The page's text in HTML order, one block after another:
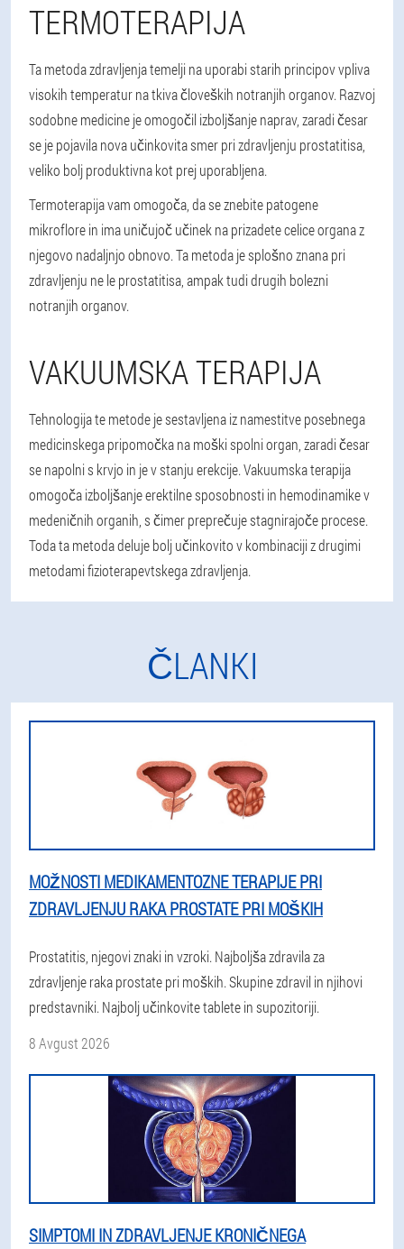
TERMOTERAPIJA
Ta metoda zdravljenja temelji na uporabi starih principov vpliva
visokih temperatur na tkiva človeških notranjih organov. Razvoj
sodobne medicine je omogočil izboljšanje naprav, zaradi česar
se je pojavila nova učinkovita smer pri zdravljenju prostatitisa,
veliko bolj produktivna kot prej uporabljena.
Termoterapija vam omogoča, da se znebite patogene
mikroflore in ima uničujoč učinek na prizadete celice organa z
njegovo nadaljnjo obnovo. Ta metoda je splošno znana pri
zdravljenju ne le prostatitisa, ampak tudi drugih bolezni
notranjih organov.
VAKUUMSKA TERAPIJA
Tehnologija te metode je sestavljena iz namestitve posebnega
medicinskega pripomočka na moški spolni organ, zaradi česar
se napolni s krvjo in je v stanju erekcije. Vakuumska terapija
omogoča izboljšanje erektilne sposobnosti in hemodinamike v
medeničnih organih, s čimer preprečuje stagnirajoče procese.
Toda ta metoda deluje bolj učinkovito v kombinaciji z drugimi
metodami fizioterapevtskega zdravljenja.
ČLANKI
MOŽNOSTI MEDIKAMENTOZNE TERAPIJE PRI
ZDRAVLJENJU RAKA PROSTATE PRI MOŠKIH
Prostatitis, njegovi znaki in vzroki. Najboljša zdravila za
zdravljenje raka prostate pri moških. Skupine zdravil in njihovi
predstavniki. Najbolj učinkovite tablete in supozitoriji.
8 Avgust 2026
SIMPTOMI IN ZDRAVLJENJE KRONIČNEGA